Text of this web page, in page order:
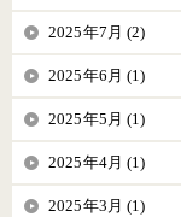
2025年7月 (2)
2025年6月 (1)
2025年5月 (1)
2025年4月 (1)
2025年3月 (1)